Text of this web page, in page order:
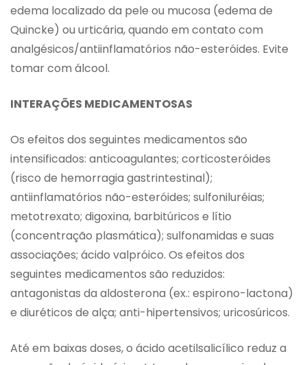
edema localizado da pele ou mucosa (edema de
Quincke) ou urticária, quando em contato com
analgésicos/antiinflamatórios não-esteróides. Evite
tomar com álcool.
INTERAÇÕES MEDICAMENTOSAS
Os efeitos dos seguintes medicamentos são
intensificados: anticoagulantes; corticosteróides
(risco de hemorragia gastrintestinal);
antiinflamatórios não-esteróides; sulfoniluréias;
metotrexato; digoxina, barbitúricos e lítio
(concentração plasmática); sulfonamidas e suas
associações; ácido valpróico. Os efeitos dos
seguintes medicamentos são reduzidos:
antagonistas da aldosterona (ex.: espirono-lactona)
e diuréticos de alça; anti-hipertensivos; uricosúricos.
Até em baixas doses, o ácido acetilsalicílico reduz a